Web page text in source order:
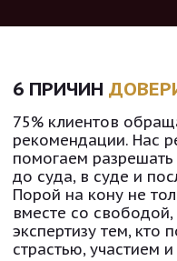
6 ПРИЧИН
75% клиентов
рекомендации. Нас
помогаем
до суда, в суде и
Порой на кону не
вместе со
экспертизу тем, кто
страстью, участием